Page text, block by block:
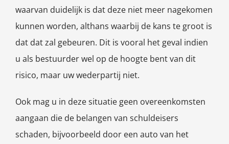
waarvan duidelijk is dat deze niet meer nagekomen
kunnen worden, althans waarbij de kans te groot is
dat dat zal gebeuren. Dit is vooral het geval indien
u als bestuurder wel op de hoogte bent van dit
risico, maar uw wederpartij niet.
Ook mag u in deze situatie geen overeenkomsten
aangaan die de belangen van schuldeisers
schaden, bijvoorbeeld door een auto van het